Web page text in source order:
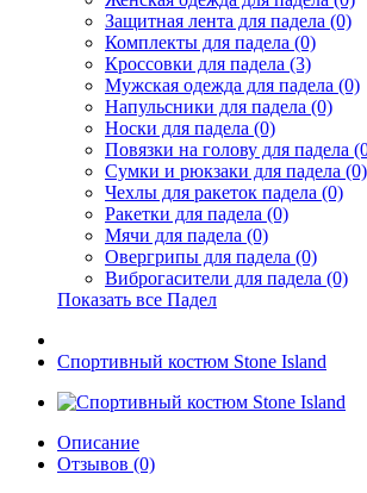
Защитная лента для падела (0)
Комплекты для падела (0)
Кроссовки для падела (3)
Мужская одежда для падела (0)
Напульсники для падела (0)
Носки для падела (0)
Повязки на голову для падела
Сумки и рюкзаки для падела (0)
Чехлы для ракеток падела (0)
Ракетки для падела (0)
Мячи для падела (0)
Овергрипы для падела (0)
Виброгасители для падела (0)
Показать все Падел
Спортивный костюм Stone Island
Описание
Отзывов (0)